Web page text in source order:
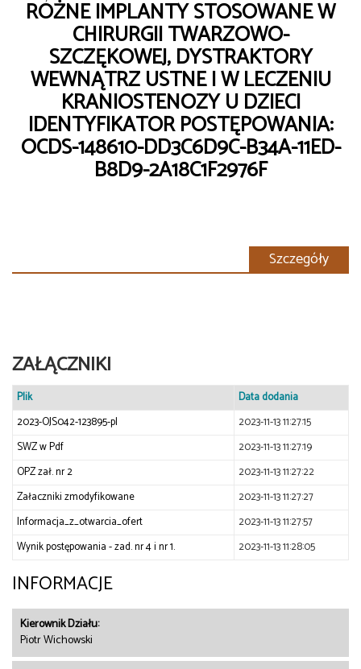
RÓŻNE IMPLANTY STOSOWANE W
CHIRURGII TWARZOWO-
SZCZĘKOWEJ, DYSTRAKTORY
WEWNĄTRZ USTNE I W LECZENIU
KRANIOSTENOZY U DZIECI
IDENTYFIKATOR POSTĘPOWANIA:
OCDS-148610-DD3C6D9C-B34A-11ED-
B8D9-2A18C1F2976F
Szczegóły
ZAŁĄCZNIKI
Plik
Data dodania
2023-OJS042-123895-pl
2023-11-13 11:27:15
SWZ w Pdf
2023-11-13 11:27:19
OPZ zał. nr 2
2023-11-13 11:27:22
Załaczniki zmodyfikowane
2023-11-13 11:27:27
Informacja_z_otwarcia_ofert
2023-11-13 11:27:57
Wynik postępowania - zad. nr 4 i nr 1.
2023-11-13 11:28:05
INFORMACJE
Kierownik Działu:
Piotr Wichowski